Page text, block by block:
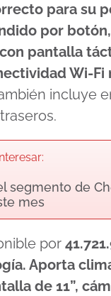
para su
por
pantalla
Wi-Fi
incluye
segmento de
mes
por
Aporta
de 11”,